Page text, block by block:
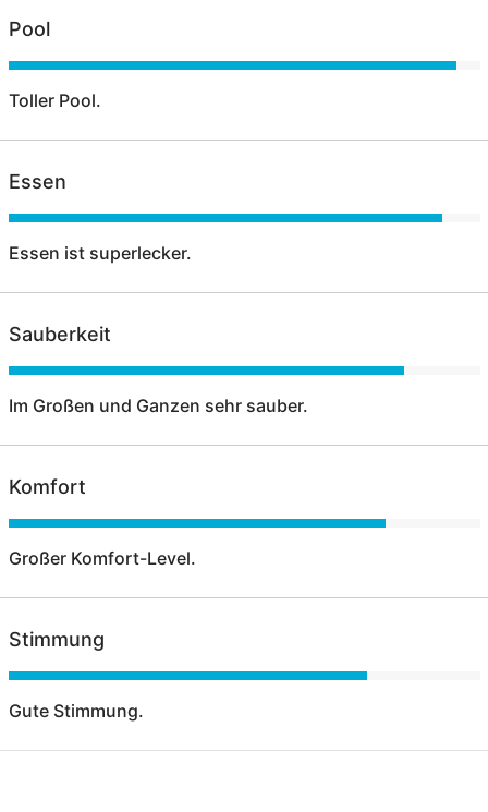
Pool
Toller Pool.
Essen
Essen ist superlecker.
Sauberkeit
Im Großen und Ganzen sehr sauber.
Komfort
Großer Komfort-Level.
Stimmung
Gute Stimmung.